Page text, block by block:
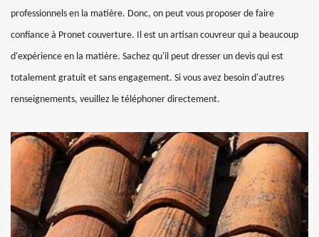
professionnels en la matière. Donc, on peut vous proposer de faire
confiance à Pronet couverture. Il est un artisan couvreur qui a beaucoup
d'expérience en la matière. Sachez qu'il peut dresser un devis qui est
totalement gratuit et sans engagement. Si vous avez besoin d'autres
renseignements, veuillez le téléphoner directement.